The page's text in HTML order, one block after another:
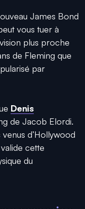
James Bond
vous tuer à
plus proche
de Fleming que
par
Denis
de Jacob Elordi.
d’Hollywood
cette
du